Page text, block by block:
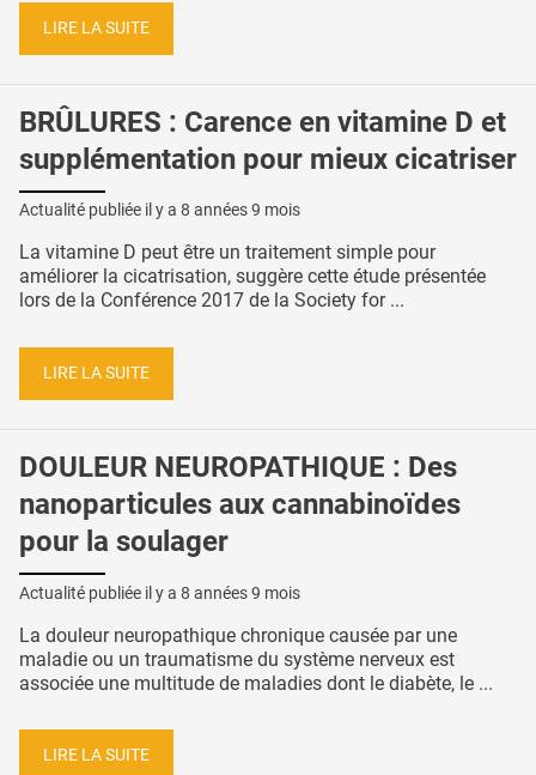
LIRE LA SUITE
BRÛLURES : Carence en vitamine D et
supplémentation pour mieux cicatriser
Actualité publiée il y a 8 années 9 mois
La vitamine D peut être un traitement simple pour
améliorer la cicatrisation, suggère cette étude présentée
lors de la Conférence 2017 de la Society for ...
LIRE LA SUITE
DOULEUR NEUROPATHIQUE : Des
nanoparticules aux cannabinoïdes
pour la soulager
Actualité publiée il y a 8 années 9 mois
La douleur neuropathique chronique causée par une
maladie ou un traumatisme du système nerveux est
associée une multitude de maladies dont le diabète, le ...
LIRE LA SUITE